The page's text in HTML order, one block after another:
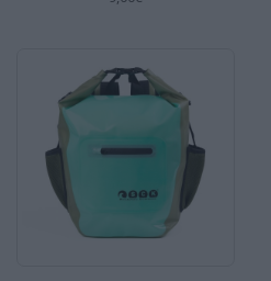
Αδιάβροχη
τσάντα πλάτης SCK
καταπλη..
64,00€